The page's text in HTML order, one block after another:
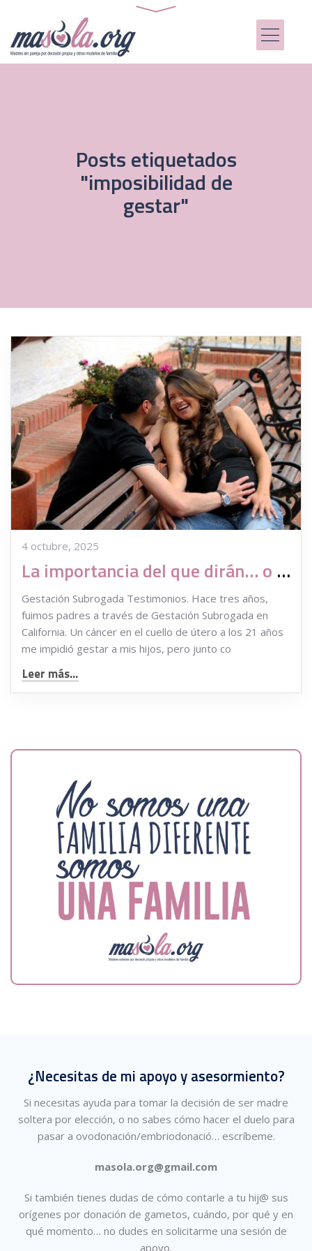
Posts etiquetados
"imposibilidad de
gestar"
4 octubre, 2025
La importancia del que dirán… o no
Gestación Subrogada Testimonios. Hace tres años,
fuimos padres a través de Gestación Subrogada en
California. Un cáncer en el cuello de útero a los 21 años
me impidió gestar a mis hijos, pero junto co
Leer más...
¿Necesitas de mi apoyo y asesormiento?
Si necesitas ayuda para tomar la decisión de ser madre
soltera por elección, o no sabes cómo hacer el duelo para
pasar a ovodonación/embriodonació… escríbeme.
masola.org@gmail.com
Si también tienes dudas de cómo contarle a tu hij@ sus
orígenes por donación de gametos, cuándo, por qué y en
qué momento… no dudes en solicitarme una sesión de
apoyo.